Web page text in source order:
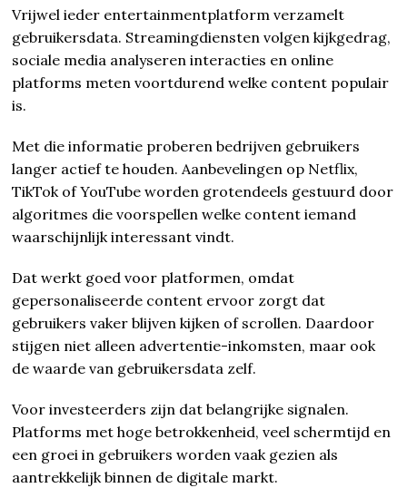
Vrijwel ieder entertainmentplatform verzamelt
gebruikersdata. Streamingdiensten volgen kijkgedrag,
sociale media analyseren interacties en online
platforms meten voortdurend welke content populair
is.
Met die informatie proberen bedrijven gebruikers
langer actief te houden. Aanbevelingen op Netflix,
TikTok of YouTube worden grotendeels gestuurd door
algoritmes die voorspellen welke content iemand
waarschijnlijk interessant vindt.
Dat werkt goed voor platformen, omdat
gepersonaliseerde content ervoor zorgt dat
gebruikers vaker blijven kijken of scrollen. Daardoor
stijgen niet alleen advertentie-inkomsten, maar ook
de waarde van gebruikersdata zelf.
Voor investeerders zijn dat belangrijke signalen.
Platforms met hoge betrokkenheid, veel schermtijd en
een groei in gebruikers worden vaak gezien als
aantrekkelijk binnen de digitale markt.